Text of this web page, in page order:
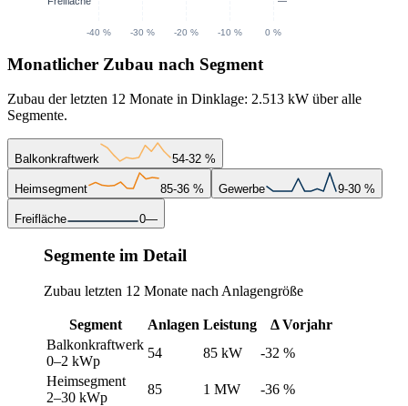
Monatlicher Zubau nach Segment
Zubau der letzten 12 Monate in Dinklage: 2.513 kW über alle
Segmente.
Balkonkraftwerk 54-32 %
Heimsegment 85-36 % Gewerbe 9-30 %
Freifläche 0—
Segmente im Detail
Zubau letzten 12 Monate nach Anlagengröße
Segment Anlagen Leistung
Δ Vorjahr
Balkonkraftwerk
0–2 kWp
54 85 kW
-32 %
Heimsegment
2–30 kWp
85 1 MW
-36 %